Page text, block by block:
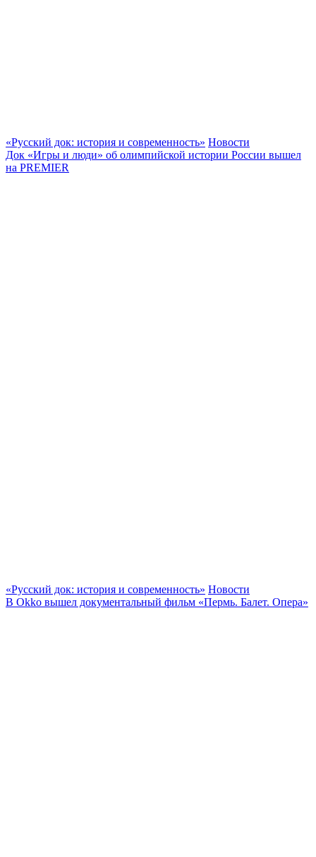
«Русский док: история и современность» Новости
Док «Игры и люди» об олимпийской истории России вышел
на PREMIER
«Русский док: история и современность» Новости
В Okko вышел документальный фильм «Пермь. Балет. Опера»